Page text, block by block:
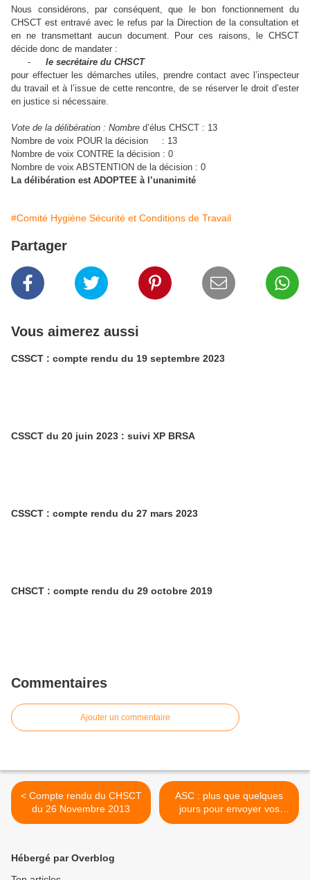
Nous considérons, par conséquent, que le bon fonctionnement du
CHSCT est entravé avec le refus par la Direction de la consultation et
en ne transmettant aucun document. Pour ces raisons, le CHSCT
décide donc de mandater :
-
le secrétaire du CHSCT
pour effectuer les démarches utiles, prendre contact avec l’inspecteur
du travail et à l’issue de cette rencontre, de se réserver le droit d’ester
en justice si nécessaire.
Vote de la délibération : Nombre d’élus CHSCT : 13
Nombre de voix POUR la décision
: 13
Nombre de voix CONTRE la décision : 0
Nombre de voix ABSTENTION de la décision : 0
La délibération est ADOPTEE à l’unanimité
#Comité Hygiène Sécurité et Conditions de Travail
Partager
Vous aimerez aussi
CSSCT : compte rendu du 19 septembre 2023
CSSCT du 20 juin 2023 : suivi XP BRSA
CSSCT : compte rendu du 27 mars 2023
CHSCT : compte rendu du 29 octobre 2019
Commentaires
Ajouter un commentaire
< Compte rendu du CHSCT
du 26 Novembre 2013
ASC : plus que quelques
jours pour envoyer vos
demandes ! >
Hébergé par Overblog